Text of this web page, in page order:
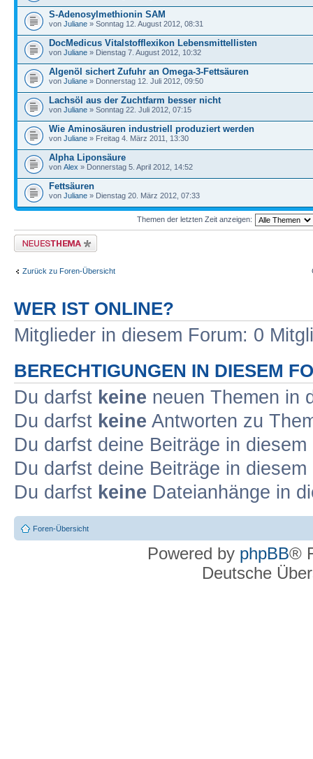
S-Adenosylmethionin SAM
von Juliane » Sonntag 12. August 2012, 08:31
DocMedicus Vitalstofflexikon Lebensmittellisten
von Juliane » Dienstag 7. August 2012, 10:32
Algenöl sichert Zufuhr an Omega-3-Fettsäuren
von Juliane » Donnerstag 12. Juli 2012, 09:50
Lachsöl aus der Zuchtfarm besser nicht
von Juliane » Sonntag 22. Juli 2012, 07:15
Wie Aminosäuren industriell produziert werden
von Juliane » Freitag 4. März 2011, 13:30
Alpha Liponsäure
von Alex » Donnerstag 5. April 2012, 14:52
Fettsäuren
von Juliane » Dienstag 20. März 2012, 07:33
Themen der letzten Zeit anzeigen:
Neues Thema erstellen
Zurück zu Foren-Übersicht
WER IST ONLINE?
Mitglieder in diesem Forum: 0
BERECHTIGUNGEN IN DIESEM
Du darfst keine neuen Themen in
Du darfst keine Antworten zu
Du darfst deine Beiträge in
Du darfst deine Beiträge in
Du darfst keine Dateianhänge in
Foren-Übersicht
Powered by phpBB®
Deutsche